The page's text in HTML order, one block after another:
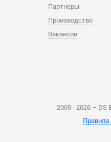
Партнеры
Производство
Вакансии
2005 - 2026 –
Правила